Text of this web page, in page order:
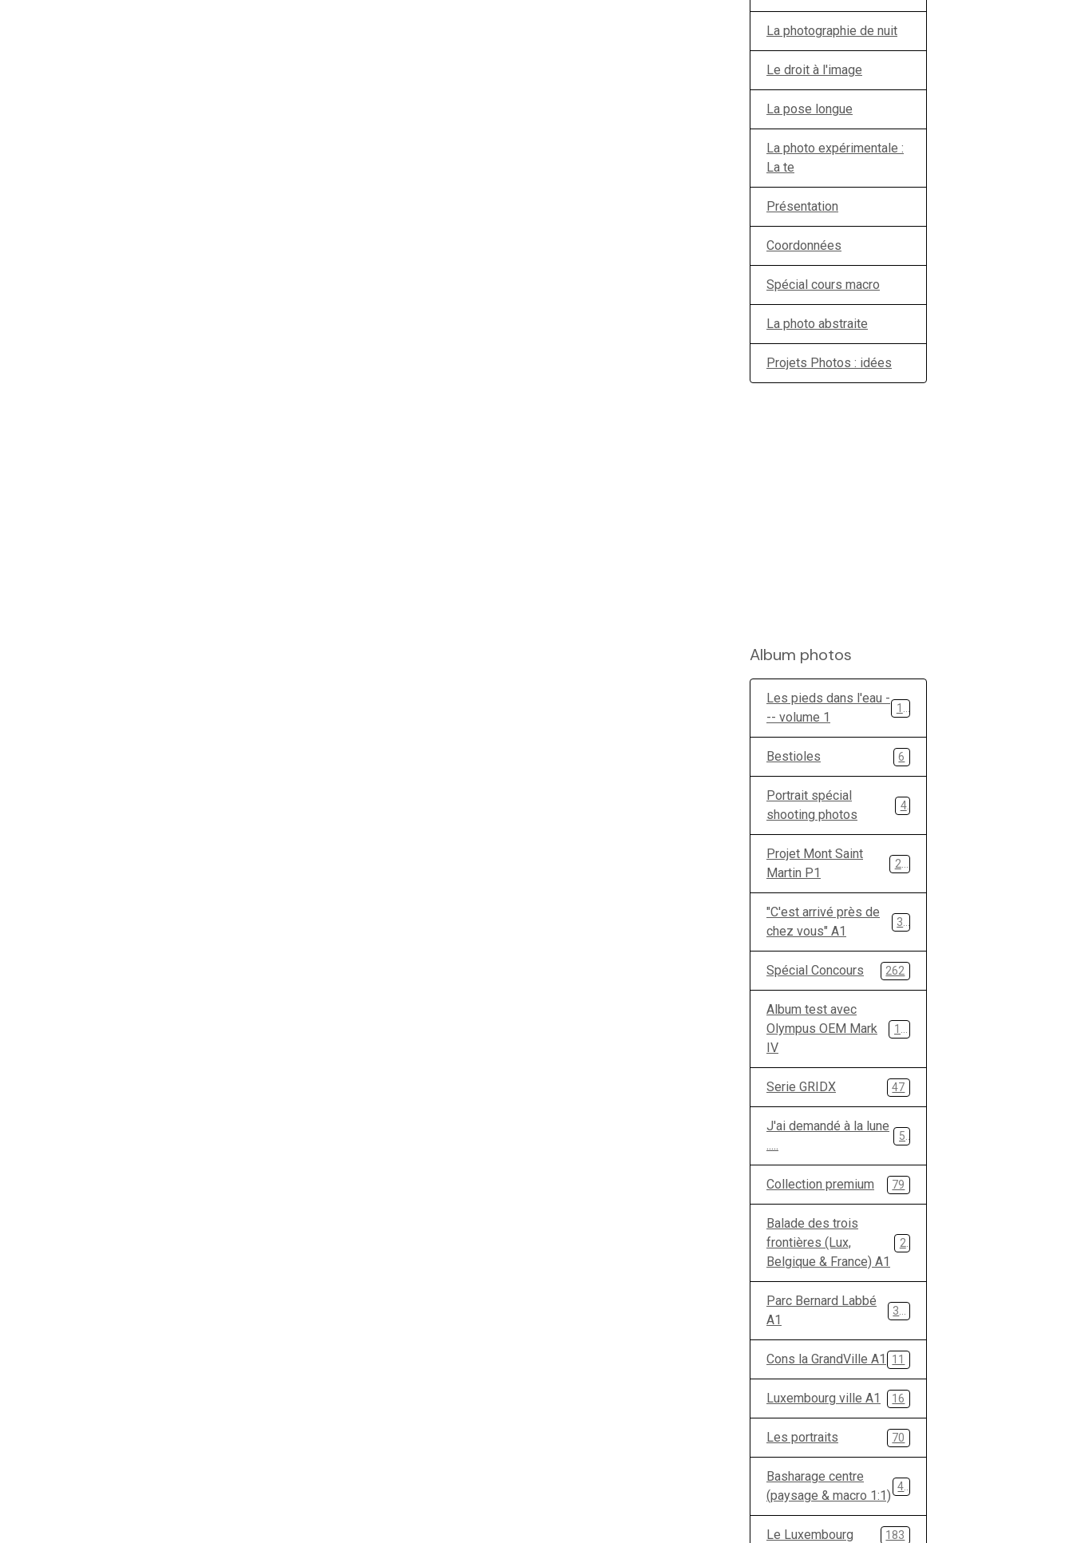
La photographie de nuit
Le droit à l'image
La pose longue
La photo expérimentale :
La te
Présentation
Coordonnées
Spécial cours macro
La photo abstraite
Projets Photos : idées
Album photos
Les pieds dans l'eau -
-- volume 1
Bestioles 6
Portrait spécial
shooting photos
4
Projet Mont Saint
Martin P1
"C'est arrivé près de
chez vous" A1
Spécial Concours 262
Album test avec
Olympus OEM Mark
IV
Serie GRIDX 47
J'ai demandé à la lune
.....
Collection premium 79
Balade des trois
frontières (Lux,
Belgique & France) A1
Parc Bernard Labbé
A1
Cons la GrandVille A1 11
Luxembourg ville A1 16
Les portraits 70
Basharage centre
(paysage & macro 1:1)
Le Luxembourg 183